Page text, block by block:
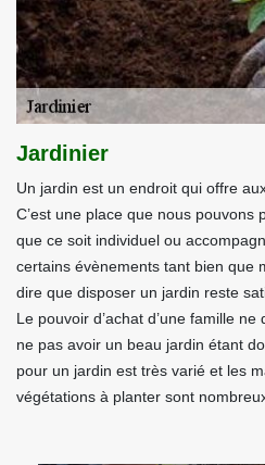
Jardinier
Un jardin est un endroit qui offre
C’est une place que nous pouvons
que ce soit individuel ou
certains évènements tant bien que
dire que disposer un jardin reste
Le pouvoir d’achat d’une famille
ne pas avoir un beau jardin étant
pour un jardin est très varié et les
végétations à planter sont